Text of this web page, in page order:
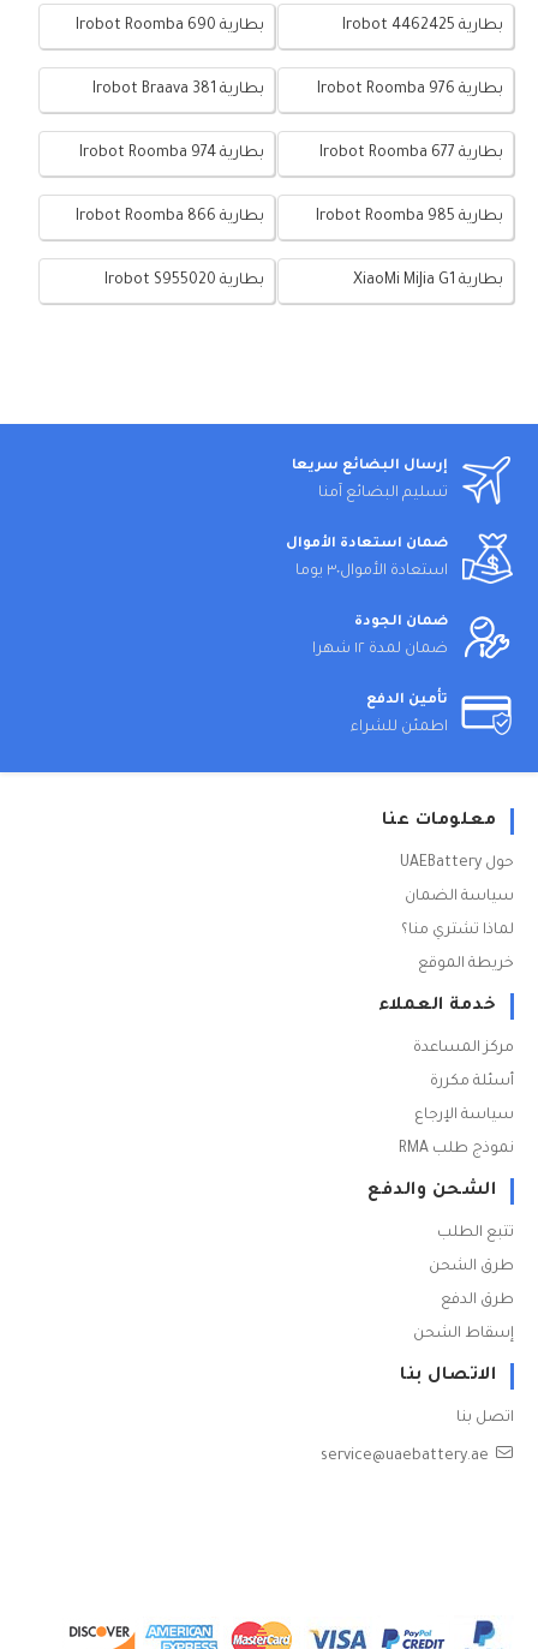
بطارية Irobot 4462425 بطارية Irobot Roomba 690
بطارية Irobot Roomba 976 بطارية Irobot Braava 381
بطارية Irobot Roomba 677 بطارية Irobot Roomba 974
بطارية Irobot Roomba 985 بطارية Irobot Roomba 866
بطارية XiaoMi MiJia G1 بطارية Irobot S955020
إرسال البضائع سريعا
تسليم البضائع آمنا
ضمان استعادة الأموال
استعادة الأموال٣٠ يوما
ضمان الجودة
ضمان لمدة ١٢ شهرا
تأمين الدفع
اطمئن للشراء
معلومات عنا
حول UAEBattery
سياسة الضمان
لماذا تشتري منا؟
خريطة الموقع
خدمة العملاء
مركز المساعدة
أسئلة مكررة
سياسة الإرجاع
نموذج طلب RMA
الشحن والدفع
تتبع الطلب
طرق الشحن
طرق الدفع
إسقاط الشحن
الاتصال بنا
اتصل بنا
service@uaebattery.ae